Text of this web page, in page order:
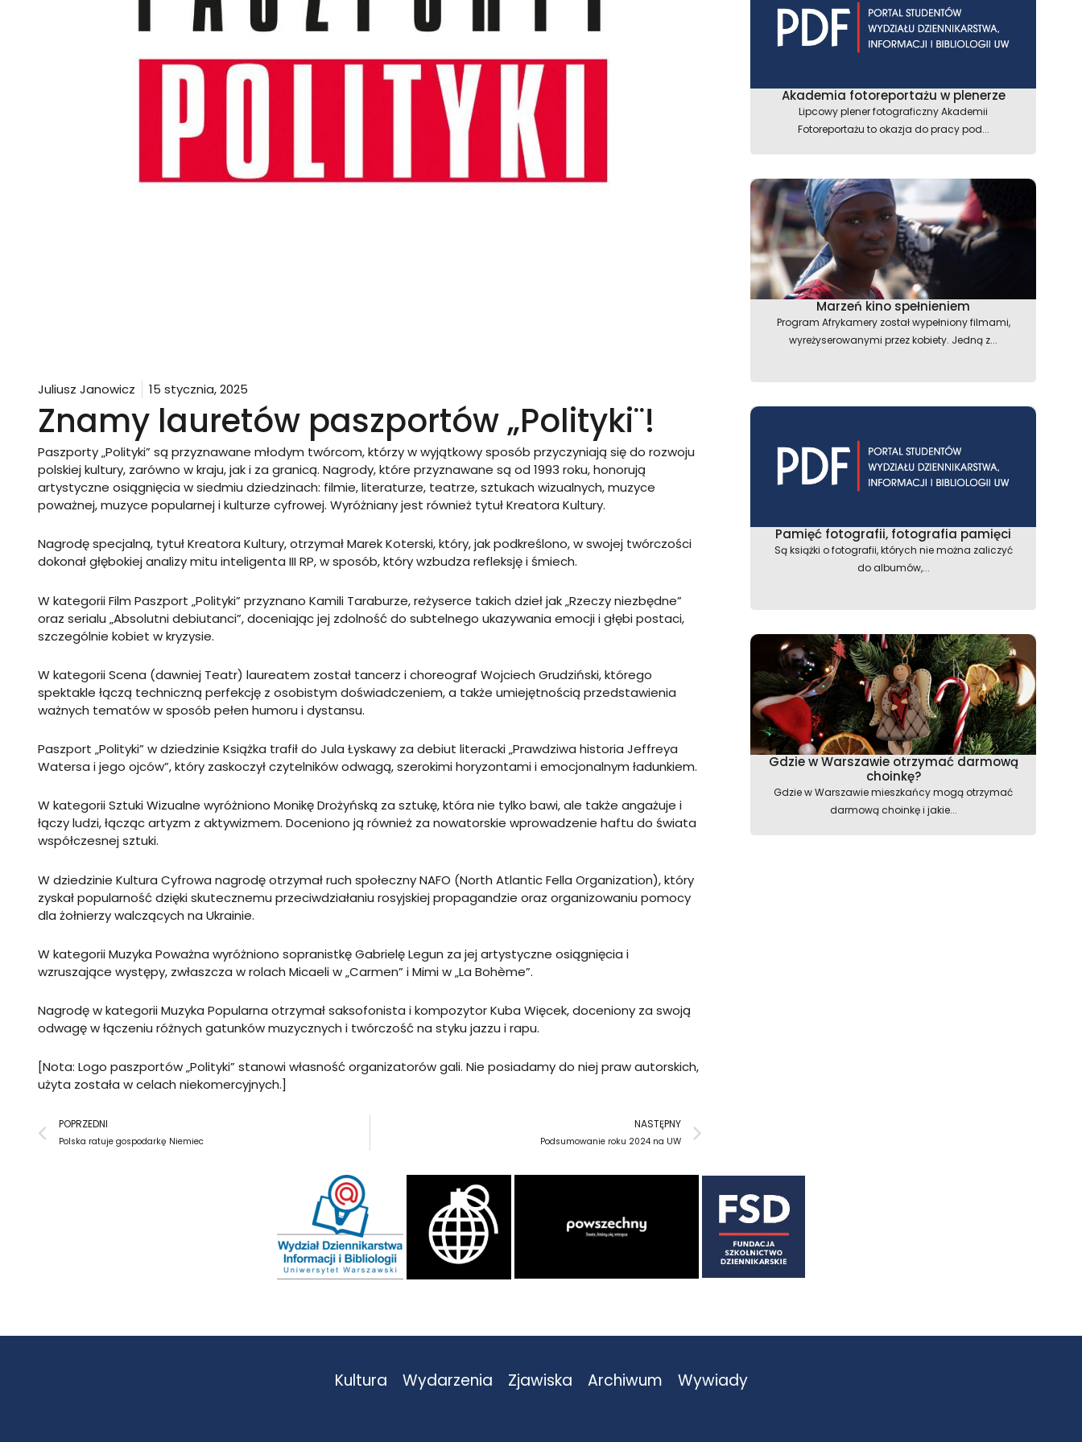
Juliusz Janowicz 15 stycznia, 2025
Znamy lauretów paszportów „Polityki¨!
Paszporty „Polityki” są przyznawane młodym twórcom, którzy w wyjątkowy sposób przyczyniają się do rozwoju
polskiej kultury, zarówno w kraju, jak i za granicą. Nagrody, które przyznawane są od 1993 roku, honorują
artystyczne osiągnięcia w siedmiu dziedzinach: filmie, literaturze, teatrze, sztukach wizualnych, muzyce
poważnej, muzyce popularnej i kulturze cyfrowej. Wyróżniany jest również tytuł Kreatora Kultury.
Nagrodę specjalną, tytuł Kreatora Kultury, otrzymał Marek Koterski, który, jak podkreślono, w swojej twórczości
dokonał głębokiej analizy mitu inteligenta III RP, w sposób, który wzbudza refleksję i śmiech.
W kategorii Film Paszport „Polityki” przyznano Kamili Taraburze, reżyserce takich dzieł jak „Rzeczy niezbędne”
oraz serialu „Absolutni debiutanci”, doceniając jej zdolność do subtelnego ukazywania emocji i głębi postaci,
szczególnie kobiet w kryzysie.
W kategorii Scena (dawniej Teatr) laureatem został tancerz i choreograf Wojciech Grudziński, którego
spektakle łączą techniczną perfekcję z osobistym doświadczeniem, a także umiejętnością przedstawienia
ważnych tematów w sposób pełen humoru i dystansu.
Paszport „Polityki” w dziedzinie Książka trafił do Jula Łyskawy za debiut literacki „Prawdziwa historia Jeffreya
Watersa i jego ojców”, który zaskoczył czytelników odwagą, szerokimi horyzontami i emocjonalnym ładunkiem.
W kategorii Sztuki Wizualne wyróżniono Monikę Drożyńską za sztukę, która nie tylko bawi, ale także angażuje i
łączy ludzi, łącząc artyzm z aktywizmem. Doceniono ją również za nowatorskie wprowadzenie haftu do świata
współczesnej sztuki.
W dziedzinie Kultura Cyfrowa nagrodę otrzymał ruch społeczny NAFO (North Atlantic Fella Organization), który
zyskał popularność dzięki skutecznemu przeciwdziałaniu rosyjskiej propagandzie oraz organizowaniu pomocy
dla żołnierzy walczących na Ukrainie.
W kategorii Muzyka Poważna wyróżniono sopranistkę Gabrielę Legun za jej artystyczne osiągnięcia i
wzruszające występy, zwłaszcza w rolach Micaeli w „Carmen” i Mimi w „La Bohème”.
Nagrodę w kategorii Muzyka Popularna otrzymał saksofonista i kompozytor Kuba Więcek, doceniony za swoją
odwagę w łączeniu różnych gatunków muzycznych i twórczość na styku jazzu i rapu.
[Nota: Logo paszportów „Polityki” stanowi własność organizatorów gali. Nie posiadamy do niej praw autorskich,
użyta została w celach niekomercyjnych.]
Prev
POPRZEDNI
Polska ratuje gospodarkę Niemiec
NASTĘPNY
Podsumowanie roku 2024 na UW
Akademia fotoreportażu w plenerze
Lipcowy plener fotograficzny Akademii
Fotoreportażu to okazja do pracy pod...
Marzeń kino spełnieniem
Program Afrykamery został wypełniony filmami,
wyreżyserowanymi przez kobiety. Jedną z...
Pamięć fotografii, fotografia pamięci
Są książki o fotografii, których nie można zaliczyć
do albumów,...
Gdzie w Warszawie otrzymać darmową
choinkę?
Gdzie w Warszawie mieszkańcy mogą otrzymać
darmową choinkę i jakie...
Kultura Wydarzenia Zjawiska Archiwum Wywiady